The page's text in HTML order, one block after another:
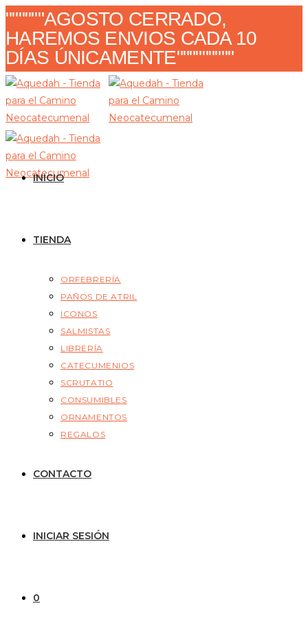
Ir
al
contenido
""""""AGOSTO CERRADO,
HAREMOS ENVIOS CADA 10
DÍAS ÚNICAMENTE"""""""""
INICIO
TIENDA
ORFEBRERÍA
PAÑOS DE ATRIL
ICONOS
SALMISTAS
LIBRERÍA
CATECUMENIOS
SCRUTATIO
CONSUMIBLES
ORNAMENTOS
REGALOS
CONTACTO
INICIAR SESIÓN
0